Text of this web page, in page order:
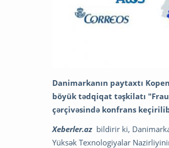
Danimarkanın paytaxtı
böyük tədqiqat təşkilatı
çərçivəsində konfrans
Xeberler.az bildirir ki,
Yüksək Texnologiyalar